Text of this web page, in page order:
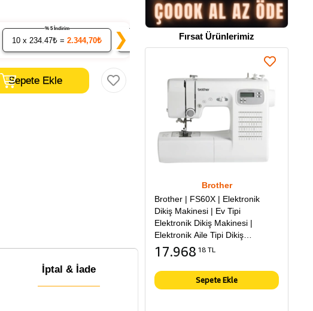
10 x 234.47₺ = 2.344,70₺
% 5 İndirim
x 229.53₺ = 4.590,67₺
% 7 İndirim
50x 224.60₺ =
% 9 İndirim
❯
İptal & İade
Fırsat Ürünlerimiz
Brother
Brother | FS60X | Elektronik
Dikiş Makinesi | Ev Tipi
Elektronik Dikiş Makinesi |
Elektronik Aile Tipi Dikiş
Makinesi
17.968 18 TL
Sepete Ekle